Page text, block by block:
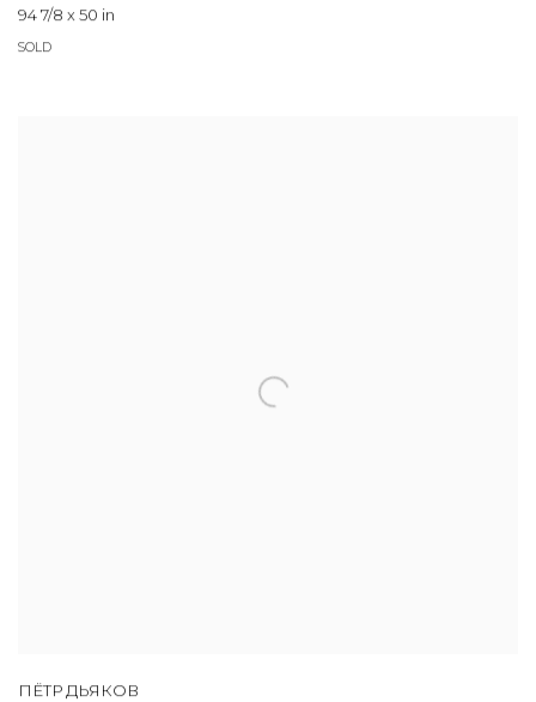
94 7/8 x 50 in
SOLD
ПЁТР ДЬЯКОВ